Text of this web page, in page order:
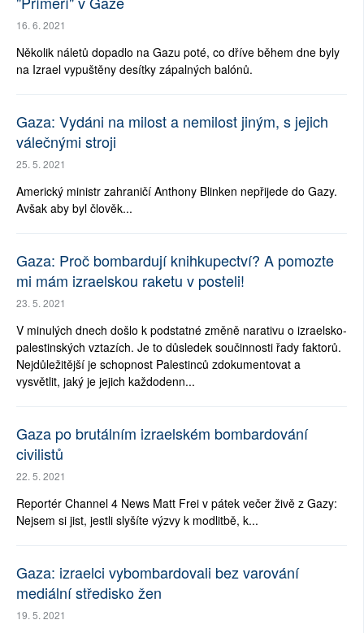
16. 6. 2021
Několik náletů dopadlo na Gazu poté, co dříve během dne byly
na Izrael vypuštěny desítky zápalných balónů.
Gaza: Vydáni na milost a nemilost jiným, s jejich
válečnými stroji
25. 5. 2021
Americký ministr zahraničí Anthony Blinken nepřijede do Gazy.
Avšak aby byl člověk...
Gaza: Proč bombardují knihkupectví? A pomozte
mi mám izraelskou raketu v posteli!
23. 5. 2021
V minulých dnech došlo k podstatné změně narativu o izraelsko-
palestinských vztazích. Je to důsledek součinnosti řady faktorů.
Nejdůležitější je schopnost Palestinců zdokumentovat a
vysvětlit, jaký je jejich každodenn...
Gaza po brutálním izraelském bombardování
civilistů
22. 5. 2021
Reportér Channel 4 News Matt Frei v pátek večer živě z Gazy:
Nejsem si jist, jestli slyšíte výzvy k modlitbě, k...
Gaza: izraelci vybombardovali bez varování
mediální středisko žen
19. 5. 2021